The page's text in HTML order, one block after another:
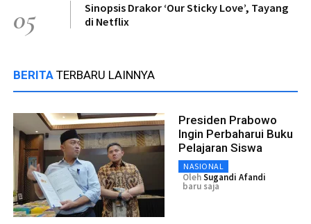
05
Sinopsis Drakor ‘Our Sticky Love’, Tayang
di Netflix
BERITA TERBARU LAINNYA
Presiden Prabowo
Ingin Perbaharui Buku
Pelajaran Siswa
NASIONAL
OlehSugandi Afandi
baru saja